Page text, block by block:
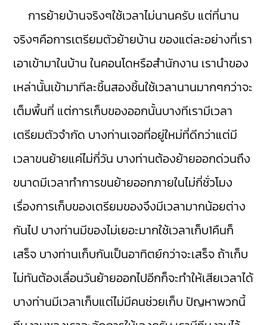
การย้ายบ้านจริงๆใช้เวลาไม่นานครับ แต่ที่นาน
จริงๆคือการเตรียมตัวย้ายบ้าน ของแต่ละอย่างที่เรา
เอาเข้ามาในบ้าน ในคอนโดหรือสำนักงาน เรานำของ
เหล่านั้นเข้ามาทีละชิ้นสองชิ้นใช้เวลานานมากๆกว่าจะ
เต็มพื้นที่ แต่การเก็บของออกนั้นบางทีเรามีเวลา
เตรียมตัวจำกัด บางท่านเจอที่อยู่ใหม่ที่ดีกว่าแต่มี
เวลาขนย้ายแค่ไม่กี่วัน บางท่านต้องย้ายออกด่วนถึง
ขนาดมีเวลาทำการขนย้ายออกภายในไม่กี่ชั่วโมง
เรื่องการเก็บของเตรียมของจึงมีเวลามากน้อยต่าง
กันไป บางท่านมีของไม่เยอะมากใช้เวลาเก็บ1คืนก็
เสร็จ บางท่านเก็บกันเป็นอาทิตย์กว่าจะเสร็จ ถ้าเก็บ
ไม่ทันต้องเลื่อนวันย้ายออกไปอีกก็จะทำให้เสียเวลาได้
บางท่านมีเวลาเก็บแต่ไม่มีคนช่วยเก็บ ปัญหาพวกนี้